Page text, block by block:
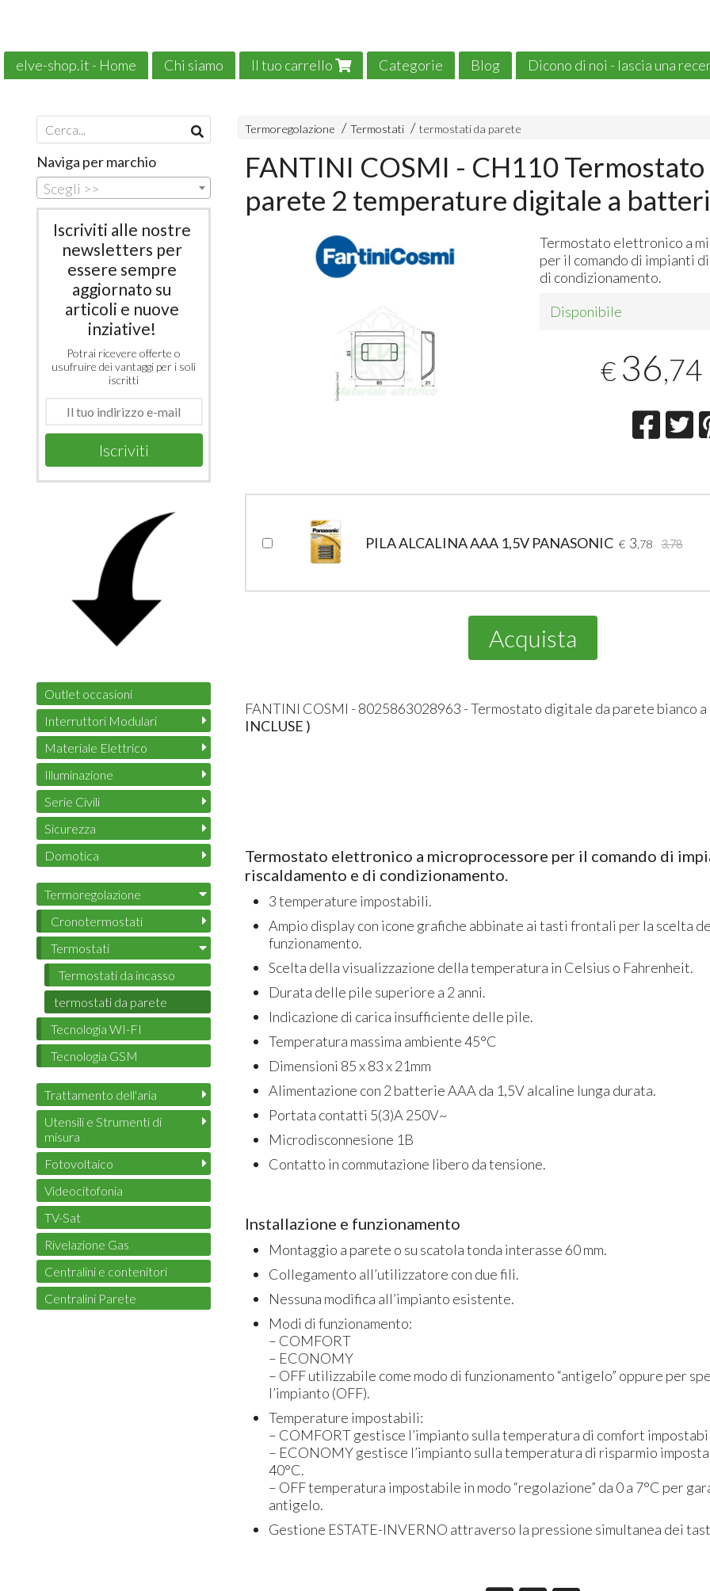
elve-shop.it - Home Chi siamo Il tuo carrello Categorie Blog Dicono di noi - lascia una
Termoregolazione Termostati termostati da parete
FANTINI COSMI - CH110 Termostato
parete 2 temperature digitale a
Termostato elettronico a
per il comando di impianti
di condizionamento.
Disponibile
€ 36,74
PILA ALCALINA AAA 1,5V PANASONIC € 3 ,78 3,78
Acquista
FANTINI COSMI - ​​8025863028963 - Termostato digitale da parete bianco
INCLUSE )
Termostato elettronico a microprocessore per il comando di
riscaldamento e di condizionamento.
3 temperature impostabili.
Ampio display con icone grafiche abbinate ai tasti frontali per la scelta
funzionamento.
Scelta della visualizzazione della temperatura in Celsius o Fahrenheit.
Durata delle pile superiore a 2 anni.
Indicazione di carica insufficiente delle pile.
Temperatura massima ambiente 45°C
Dimensioni 85 x 83 x 21mm
Alimentazione con 2 batterie AAA da 1,5V alcaline lunga durata.
Portata contatti 5(3)A 250V~
Microdisconnesione 1B
Contatto in commutazione libero da tensione.
Installazione e funzionamento
Montaggio a parete o su scatola tonda interasse 60 mm.
Collegamento all’utilizzatore con due fili.
Nessuna modifica all’impianto esistente.
Modi di funzionamento:
– COMFORT
– ECONOMY
– OFF utilizzabile come modo di funzionamento “antigelo” oppure per
l’impianto (OFF).
Temperature impostabili:
– COMFORT gestisce l’impianto sulla temperatura di comfort
– ECONOMY gestisce l’impianto sulla temperatura di risparmio
40°C.
– OFF temperatura impostabile in modo “regolazione” da 0 a 7°C per
antigelo.
Gestione ESTATE-INVERNO attraverso la pressione simultanea dei
Naviga per marchio
Scegli >>
Iscriviti alle nostre
newsletters per
essere sempre
aggiornato su
articoli e nuove
inziative!
Potrai ricevere offerte o
usufruire dei vantaggi per i soli
iscritti
Iscriviti
Outlet occasioni
Interruttori Modulari
Materiale Elettrico
Illuminazione
Serie Civili
Sicurezza
Domotica
Termoregolazione
Cronotermostati
Termostati
Termostati da incasso
termostati da parete
Tecnologia WI-FI
Tecnologia GSM
Trattamento dell'aria
Utensili e Strumenti di
misura
Fotovoltaico
Videocitofonia
TV-Sat
Rivelazione Gas
Centralini e contenitori
Centralini Parete